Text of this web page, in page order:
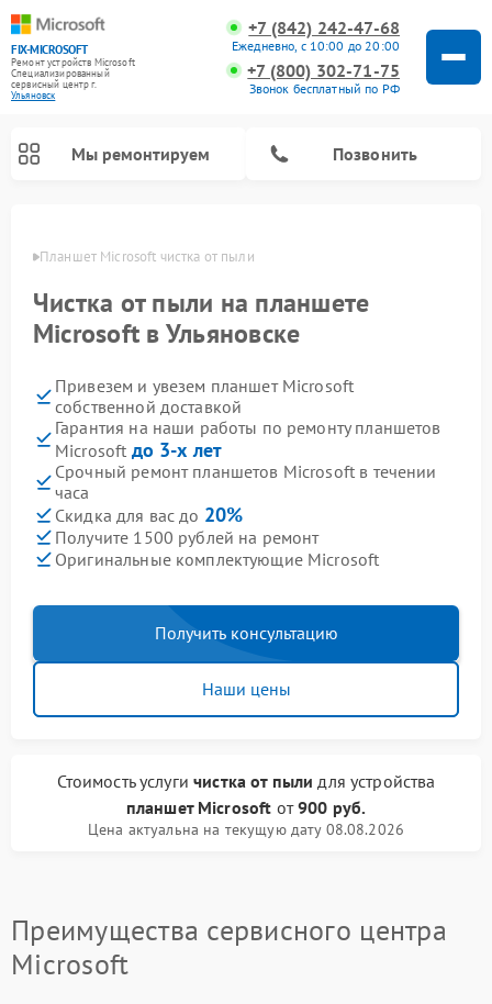
FIX-MICROSOFT
Ремонт устройств Microsoft
Специализированный
cервисный центр г.
Ульяновск
+7 (842) 242-47-68
Ежедневно, с 10:00 до 20:00
+7 (800) 302-71-75
Звонок бесплатный по РФ
Мы ремонтируем Позвонить
Планшет Microsoft чистка от пыли
Чистка от пыли на планшете
Microsoft в Ульяновске
Привезем и увезем планшет Microsoft
собственной доставкой
Гарантия на наши работы по ремонту планшетов
Microsoft до 3-х лет
Срочный ремонт планшетов Microsoft в течении
часа
Скидка для вас до 20%
Получите 1500 рублей на ремонт
Оригинальные комплектующие Microsoft
Получить консультацию
Наши цены
Стоимость услугичистка от пыли для устройства
планшет Microsoft от900 руб.
Цена актуальна на текущую дату 08.08.2026
Преимущества сервисного центра
Microsoft